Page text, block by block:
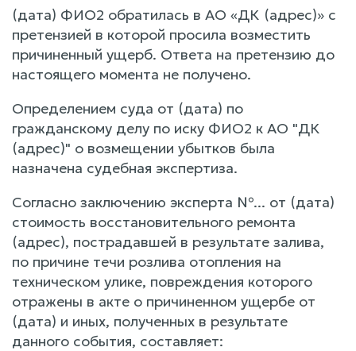
(дата) ФИО2 обратилась в АО «ДК (адрес)» с
претензией в которой просила возместить
причиненный ущерб. Ответа на претензию до
настоящего момента не получено.
Определением суда от (дата) по
гражданскому делу по иску ФИО2 к АО "ДК
(адрес)" о возмещении убытков была
назначена судебная экспертиза.
Согласно заключению эксперта №... от (дата)
стоимость восстановительного ремонта
(адрес), пострадавшей в результате залива,
по причине течи розлива отопления на
техническом улике, повреждения которого
отражены в акте о причиненном ущербе от
(дата) и иных, полученных в результате
данного события, составляет: